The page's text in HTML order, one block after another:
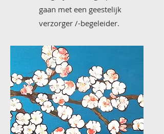
gaan met een geestelijk
verzorger /-begeleider.